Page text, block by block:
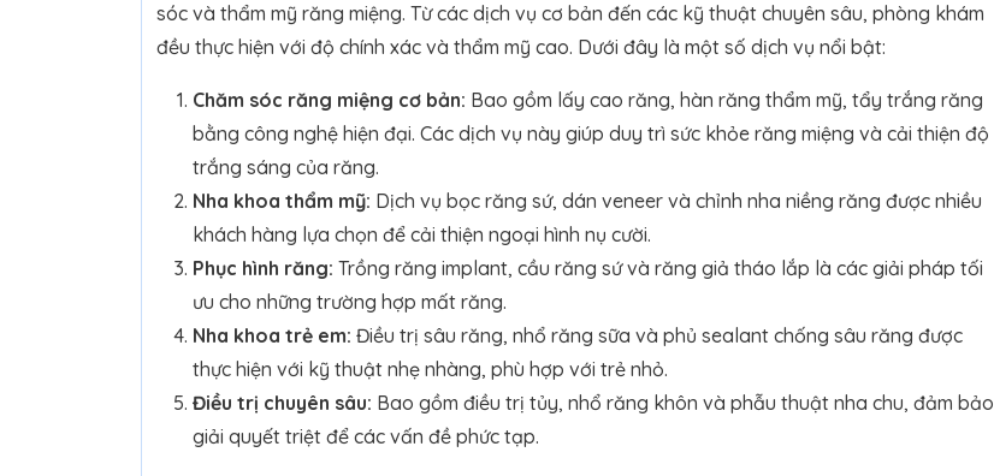
sóc và thẩm mỹ răng miệng. Từ các dịch vụ cơ bản đến các kỹ thuật chuyên sâu, phòng khám
đều thực hiện với độ chính xác và thẩm mỹ cao. Dưới đây là một số dịch vụ nổi bật:
Chăm sóc răng miệng cơ bản: Bao gồm lấy cao răng, hàn răng thẩm mỹ, tẩy trắng răng
bằng công nghệ hiện đại. Các dịch vụ này giúp duy trì sức khỏe răng miệng và cải thiện độ
trắng sáng của răng.
Nha khoa thẩm mỹ: Dịch vụ bọc răng sứ, dán veneer và chỉnh nha niềng răng được nhiều
khách hàng lựa chọn để cải thiện ngoại hình nụ cười.
Phục hình răng: Trồng răng implant, cầu răng sứ và răng giả tháo lắp là các giải pháp tối
ưu cho những trường hợp mất răng.
Nha khoa trẻ em: Điều trị sâu răng, nhổ răng sữa và phủ sealant chống sâu răng được
thực hiện với kỹ thuật nhẹ nhàng, phù hợp với trẻ nhỏ.
Điều trị chuyên sâu: Bao gồm điều trị tủy, nhổ răng khôn và phẫu thuật nha chu, đảm bảo
giải quyết triệt để các vấn đề phức tạp.